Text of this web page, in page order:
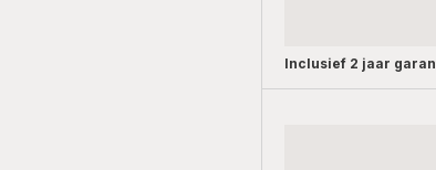
Inclusief 2 jaar